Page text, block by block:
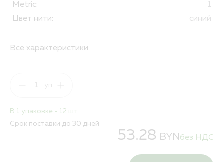
Metric:
1
Цвет нити:
синий
Все характеристики
В 1 упаковке - 12 шт.
Срок поставки до 30 дней
53.28 BYN без НДС